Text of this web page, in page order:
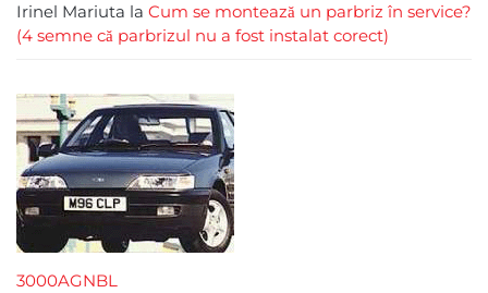
Irinel Mariuta la Cum se montează un parbriz în service?
(4 semne că parbrizul nu a fost instalat corect)
3000AGNBL